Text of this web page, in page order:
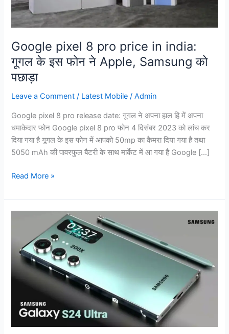
Google pixel 8 pro price in india:
गूगल के इस फोन ने Apple, Samsung को
पछाड़ा
Leave a Comment / Latest Mobile /Admin
Google pixel 8 pro release date: गूगल ने अपना हाल हि में अपना
धमाकेदार फोन Google pixel 8 pro फोन 4 दिसंबर 2023 को लांच कर
दिया गया है गूगल के इस फोन में आपको 50mp का कैमरा दिया गया है तथा
5050 mAh की पावरफुल बैटरी के साथ मार्केट में आ गया है Google […]
गूगल
के
इस
फोन
ने
Apple,
Samsung
पछाड़ा
Read More »
Ultra,
फोन
मार्किट
मे